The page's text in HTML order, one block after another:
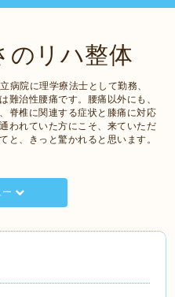
のリハ整体
病院に理学療法士として勤務、
難治性腰痛です。腰痛以外にも、
脊椎に関連する症状と膝痛に対応
われていた方にこそ、来ていただ
と、きっと驚かれると思います。
ー